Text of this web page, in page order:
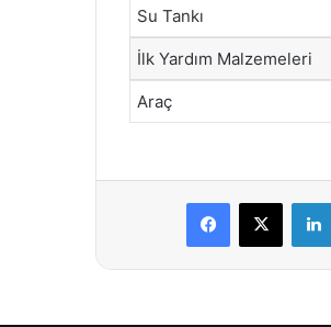
Su Tankı
İlk Yardım Malzemeleri
Araç
Facebook
X